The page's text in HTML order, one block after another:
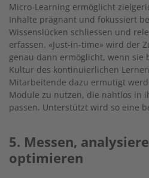
Micro-Learning ermöglicht
Inhalte prägnant und fokussiert
Wissenslücken schliessen und
erfassen. «Just-in-time» wird der
genau dann ermöglicht, wenn sie
Kultur des kontinuierlichen
Mitarbeitende dazu ermutigt
Module zu nutzen, die nahtlos in
passen. Unterstützt wird so eine
5. Messen,
optimieren